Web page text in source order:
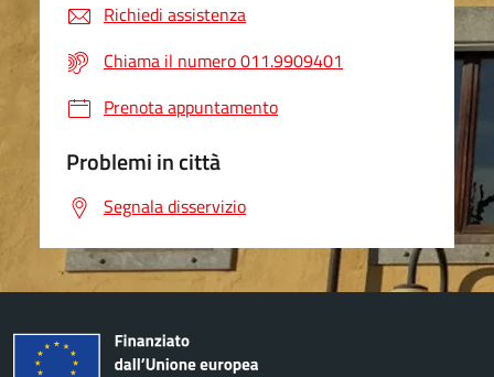
Richiedi assistenza
Chiama il numero 011.9909401
Prenota appuntamento
Problemi in città
Segnala disservizio